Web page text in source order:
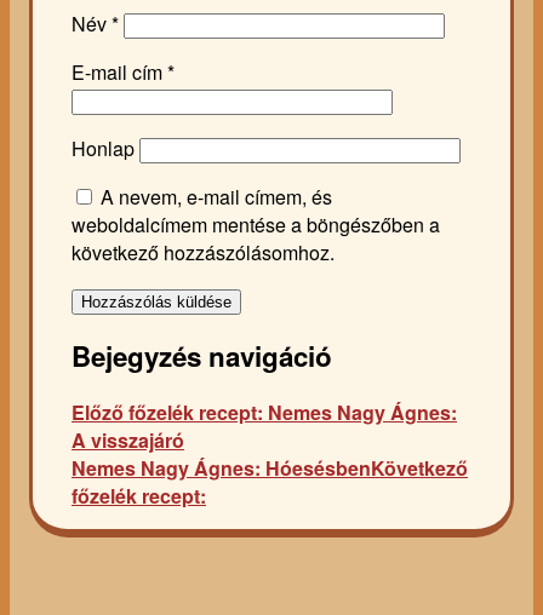
Név*
E-mail cím*
Honlap
A nevem, e-mail címem, és
weboldalcímem mentése a böngészőben a
következő hozzászólásomhoz.
Bejegyzés navigáció
Előző főzelék recept: Nemes Nagy Ágnes:
A visszajáró
Nemes Nagy Ágnes: HóesésbenKövetkező
főzelék recept: